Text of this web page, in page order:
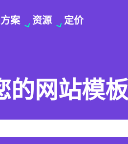
案 资源 定价
的网站模板